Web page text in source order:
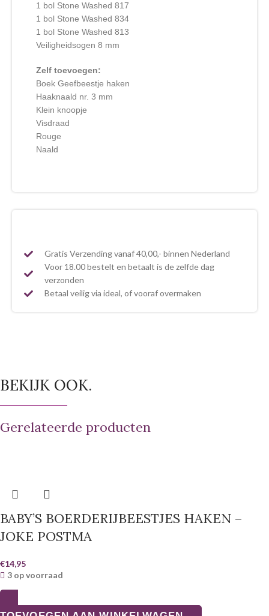
1 bol Stone Washed 817
1 bol Stone Washed 834
1 bol Stone Washed 813
Veiligheidsogen 8 mm
Zelf toevoegen:
Boek Geefbeestje haken
Haaknaald nr. 3 mm
Klein knoopje
Visdraad
Rouge
Naald
Gratis Verzending vanaf 40,00,- binnen Nederland
Voor 18.00 bestelt en betaalt is de zelfde dag
verzonden
Betaal veilig via ideal, of vooraf overmaken
BEKIJK OOK.
Gerelateerde producten
BABY’S BOERDERIJBEESTJES HAKEN –
JOKE POSTMA
€14,95
3 op voorraad